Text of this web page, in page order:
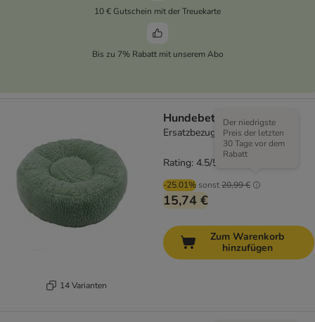
10 € Gutschein mit der Treuekarte
Bis zu 7% Rabatt mit unserem Abo
14 Varianten
Hundebett Flocke
Ersatzbezug Ø 90 cm, mint
-25.01% sonst20,99 €
Der niedrigste
Preis der letzten
30 Tage vor dem
Rabatt
15,74 €
Rating: 4.5/5
Zum Warenkorb
hinzufügen